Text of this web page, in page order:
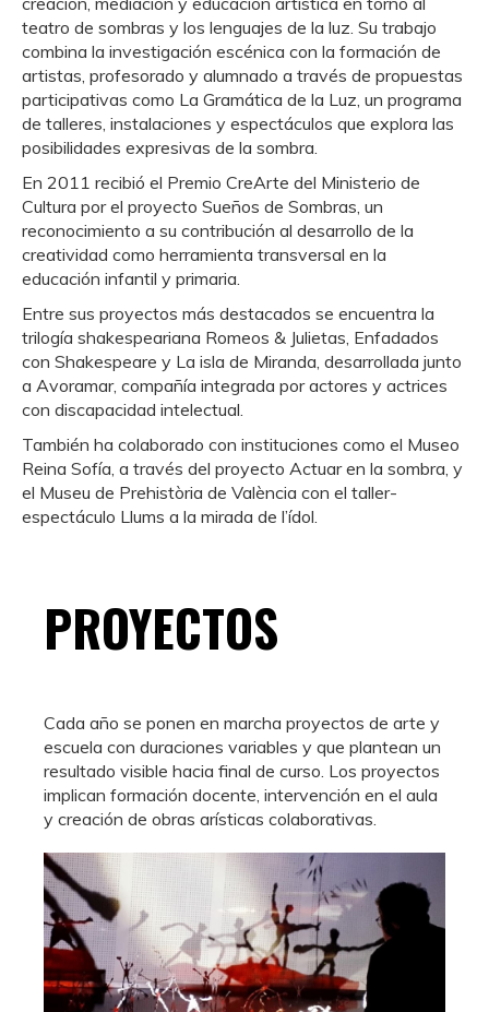
teatro de sombras y los lenguajes de la luz. Su trabajo
combina la investigación escénica con la formación de
artistas, profesorado y alumnado a través de propuestas
participativas como La Gramática de la Luz, un programa
de talleres, instalaciones y espectáculos que explora las
posibilidades expresivas de la sombra.
En 2011 recibió el Premio CreArte del Ministerio de
Cultura por el proyecto Sueños de Sombras, un
reconocimiento a su contribución al desarrollo de la
creatividad como herramienta transversal en la
educación infantil y primaria.
Entre sus proyectos más destacados se encuentra la
trilogía shakespeariana Romeos & Julietas, Enfadados
con Shakespeare y La isla de Miranda, desarrollada junto
a Avoramar, compañía integrada por actores y actrices
con discapacidad intelectual.
También ha colaborado con instituciones como el Museo
Reina Sofía, a través del proyecto Actuar en la sombra, y
el Museu de Prehistòria de València con el taller-
espectáculo Llums a la mirada de l’ídol.
PROYECTOS
Cada año se ponen en marcha proyectos de arte y
escuela con duraciones variables y que plantean un
resultado visible hacia final de curso. Los proyectos
implican formación docente, intervención en el aula
y creación de obras arísticas colaborativas.